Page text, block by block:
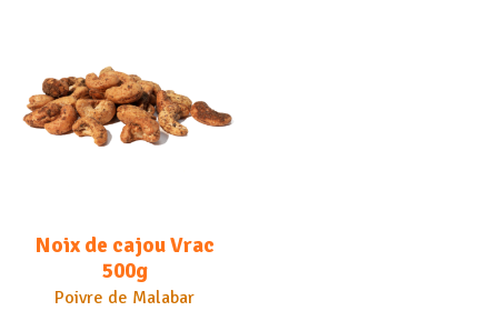
Noix de cajou Vrac
500g
Poivre de Malabar